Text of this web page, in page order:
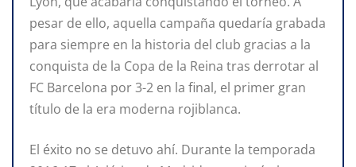
pesar de ello, aquella campaña quedaría grabada
para siempre en la historia del club gracias a la
conquista de la Copa de la Reina tras derrotar al
FC Barcelona por 3-2 en la final, el primer gran
título de la era moderna rojiblanca.
El éxito no se detuvo ahí. Durante la temporada